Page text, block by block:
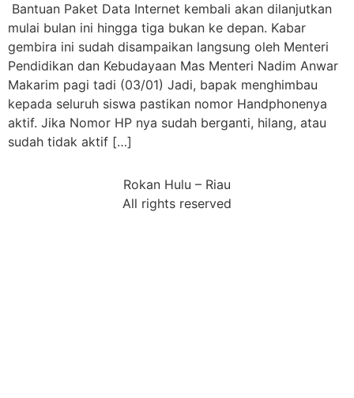
Bantuan Paket Data Internet kembali akan dilanjutkan
mulai bulan ini hingga tiga bukan ke depan. Kabar
gembira ini sudah disampaikan langsung oleh Menteri
Pendidikan dan Kebudayaan Mas Menteri Nadim Anwar
Makarim pagi tadi (03/01) Jadi, bapak menghimbau
kepada seluruh siswa pastikan nomor Handphonenya
aktif. Jika Nomor HP nya sudah berganti, hilang, atau
sudah tidak aktif […]
Rokan Hulu – Riau
All rights reserved